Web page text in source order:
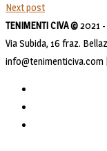
Next post
TENIMENTI CIVA ©2021
Via Subida, 16 fraz.
info@tenimenticiva.com